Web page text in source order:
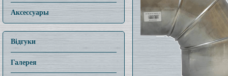
Аксессуары
Відгуки
Галерея